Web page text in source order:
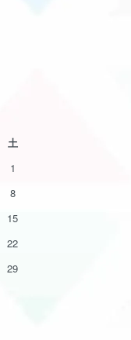
土
1
8
15
22
29